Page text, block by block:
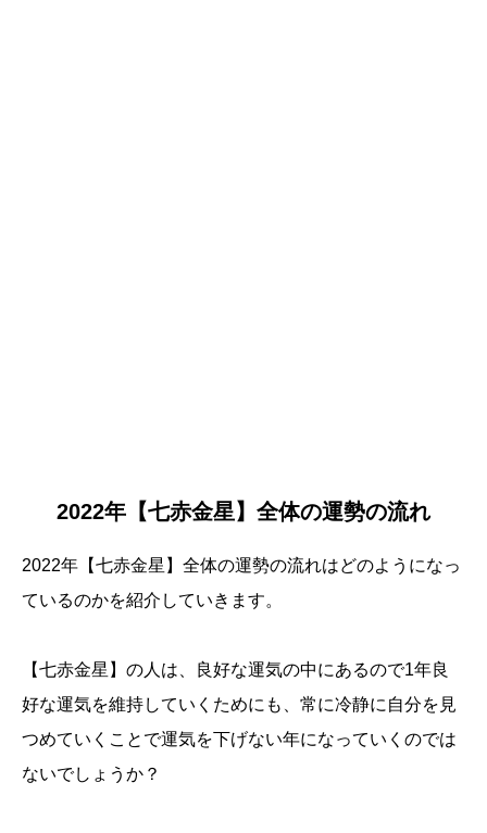
2022年【七赤金星】全体の運勢の流れ
2022年【七赤金星】全体の運勢の流れはどのようになっ
ているのかを紹介していきます。
【七赤金星】の人は、良好な運気の中にあるので1年良
好な運気を維持していくためにも、常に冷静に自分を見
つめていくことで運気を下げない年になっていくのでは
ないでしょうか？